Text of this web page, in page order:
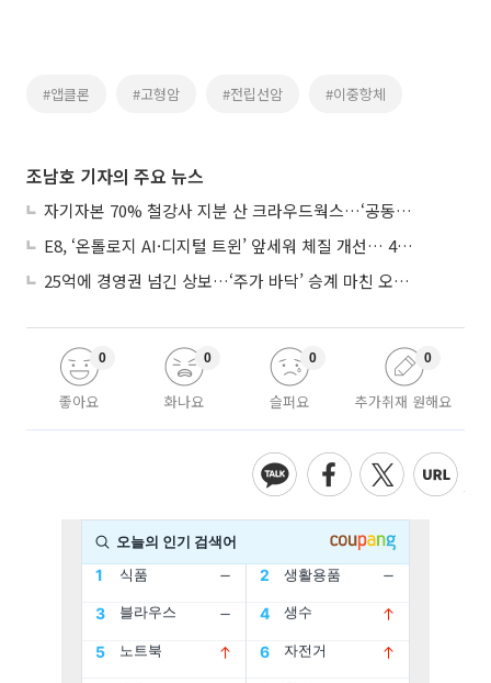
#앱클론 #고형암 #전립선암 #이중항체
조남호 기자의 주요 뉴스
자기자본 70% 철강사 지분 산 크라우드웍스…‘공동경영’으로 AI 시너지 낼까
E8, ‘온톨로지 AI·디지털 트윈’ 앞세워 체질 개선… 4분기 흑자전환 총력
25억에 경영권 넘긴 상보…‘주가 바닥’ 승계 마친 오너 2세, 주가 부양 나설까
좋아요
0
화나요
0
슬퍼요
0
추가취재 원해요
0